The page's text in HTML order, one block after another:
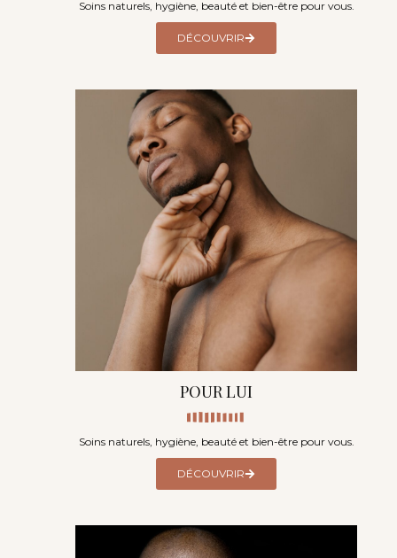
Soins naturels, hygiène, beauté et bien-être pour vous.
DÉCOUVRIR
POUR LUI
Soins naturels, hygiène, beauté et bien-être pour vous.
DÉCOUVRIR